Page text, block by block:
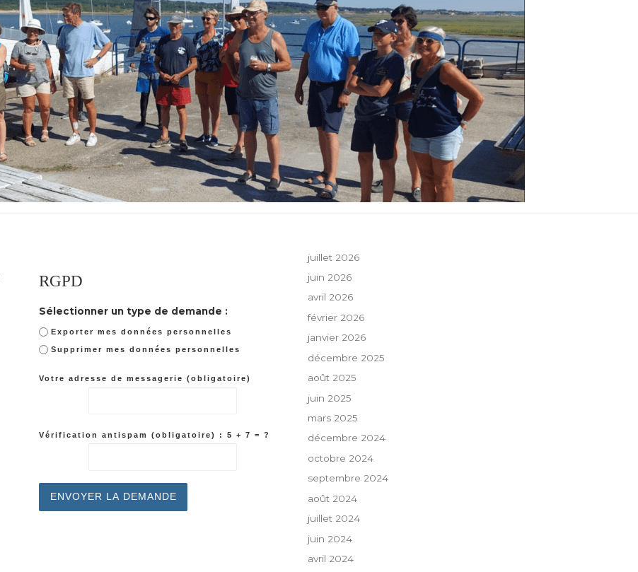
RGPD
Sélectionner un type de demande :
Exporter mes données personnelles
Supprimer mes données personnelles
Votre adresse de messagerie (obligatoire)
Vérification antispam (obligatoire) : 5 + 7 = ?
juillet 2026
juin 2026
avril 2026
février 2026
janvier 2026
décembre 2025
août 2025
juin 2025
mars 2025
décembre 2024
octobre 2024
septembre 2024
août 2024
juillet 2024
juin 2024
avril 2024